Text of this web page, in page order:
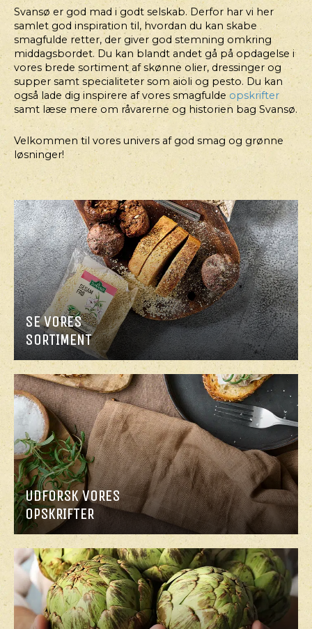
Svansø er god mad i godt selskab. Derfor har vi her
samlet god inspiration til, hvordan du kan skabe
smagfulde retter, der giver god stemning omkring
middagsbordet. Du kan blandt andet gå på opdagelse i
vores brede sortiment af skønne olier, dressinger og
supper samt specialiteter som aioli og pesto. Du kan
også lade dig inspirere af vores smagfulde opskrifter
samt læse mere om råvarerne og historien bag Svansø.
Velkommen til vores univers af god smag og grønne
løsninger!
SE VORES
SORTIMENT
UDFORSK VORES
OPSKRIFTER